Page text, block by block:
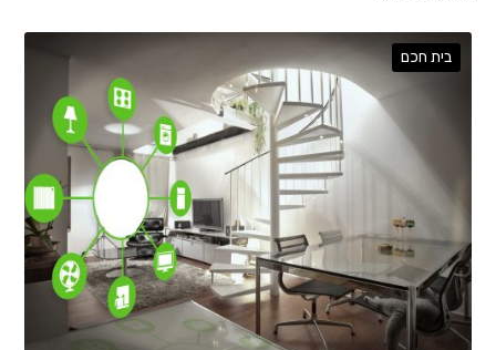
בית חכם